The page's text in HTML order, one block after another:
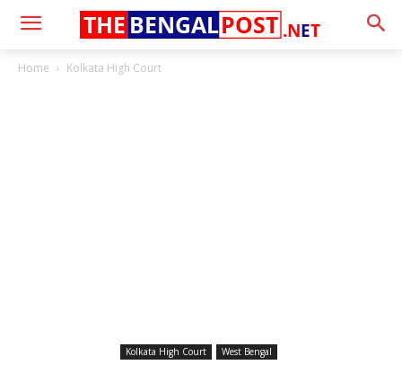
.NET
THE BENGALPOST
Home Kolkata High Court
Kolkata High Court West Bengal